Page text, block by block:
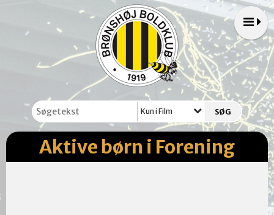
Kun i Film
Aktive børn i Forening